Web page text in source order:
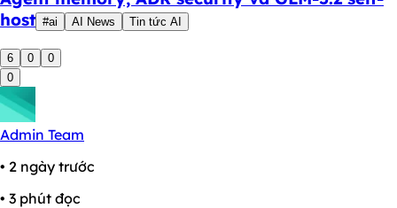
host #ai AI News Tin tức AI
6 0
0
0
Admin Team
• 2 ngày trước
• 3 phút đọc